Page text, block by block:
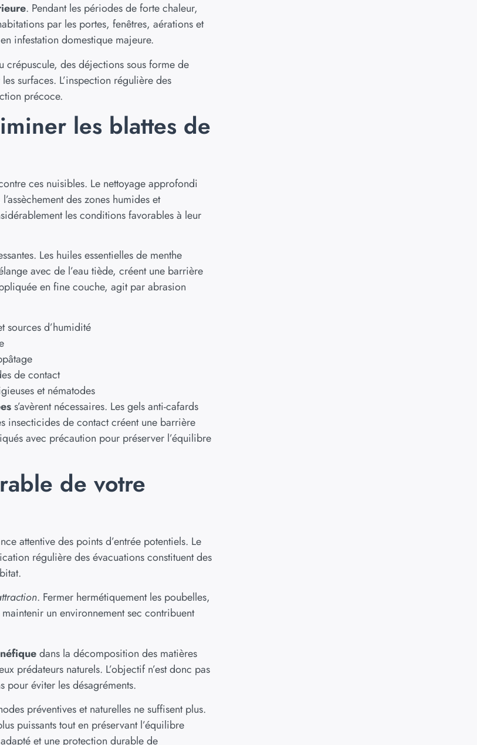
. Pendant les périodes de forte chaleur,
par les portes, fenêtres, aérations et
infestation domestique majeure.
crépuscule, des déjections sous forme de
surfaces. L’inspection régulière des
précoce.
les blattes de
ces nuisibles. Le nettoyage approfondi
des zones humides et
les conditions favorables à leur
Les huiles essentielles de menthe
avec de l’eau tiède, créent une barrière
en fine couche, agit par abrasion
sources d’humidité
de contact
et nématodes
s’avèrent nécessaires. Les gels anti-cafards
insecticides de contact créent une barrière
avec précaution pour préserver l’équilibre
de votre
attentive des points d’entrée potentiels. Le
régulière des évacuations constituent des
. Fermer hermétiquement les poubelles,
un environnement sec contribuent
dans la décomposition des matières
prédateurs naturels. L’objectif n’est donc pas
éviter les désagréments.
préventives et naturelles ne suffisent plus.
puissants tout en préservant l’équilibre
et une protection durable de